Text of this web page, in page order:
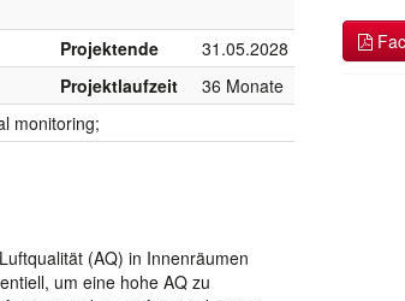
Projektende
31.05.2028
Projektlaufzeit
36 Monate
monitoring;
(AQ) in Innenräumen
um eine hohe AQ zu